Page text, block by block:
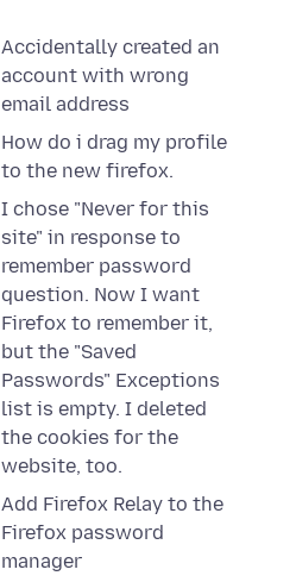
Accidentally created an
account with wrong
email address
How do i drag my profile
to the new firefox.
I chose "Never for this
site" in response to
remember password
question. Now I want
Firefox to remember it,
but the "Saved
Passwords" Exceptions
list is empty. I deleted
the cookies for the
website, too.
Add Firefox Relay to the
Firefox password
manager